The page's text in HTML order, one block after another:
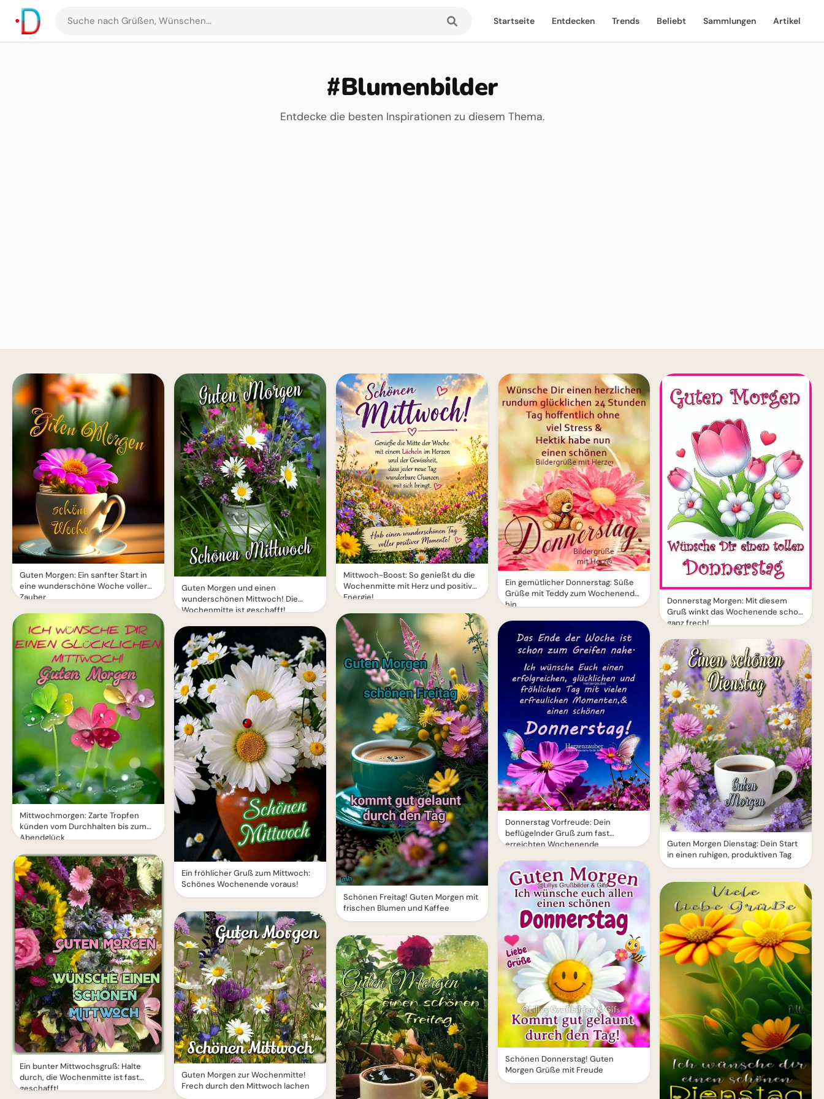
Suche
nach
Startseite Entdecken Trends Beliebt Sammlungen Artikel
#Blumenbilder
Entdecke die besten Inspirationen zu diesem Thema.
Guten Morgen: Ein sanfter Start in
eine wunderschöne Woche voller
Zauber
Mittwochmorgen: Zarte Tropfen
künden vom Durchhalten bis zum
Abendglück
Ein bunter Mittwochsgruß: Halte
durch, die Wochenmitte ist fast
geschafft!
Guten Morgen und einen
wunderschönen Mittwoch! Die
Wochenmitte ist geschafft!
Ein fröhlicher Gruß zum Mittwoch:
Schönes Wochenende voraus!
Guten Morgen zur Wochenmitte!
Frech durch den Mittwoch lachen
Mittwoch-Boost: So genießt du die
Wochenmitte mit Herz und positiver
Energie!
Schönen Freitag! Guten Morgen mit
frischen Blumen und Kaffee
Ein gemütlicher Donnerstag: Süße
Grüße mit Teddy zum Wochenende
hin
Donnerstag Vorfreude: Dein
beflügelnder Gruß zum fast
erreichten Wochenende
Schönen Donnerstag! Guten
Morgen Grüße mit Freude
Donnerstag Morgen: Mit diesem
Gruß winkt das Wochenende schon
ganz frech!
Guten Morgen Dienstag: Dein Start
in einen ruhigen, produktiven Tag